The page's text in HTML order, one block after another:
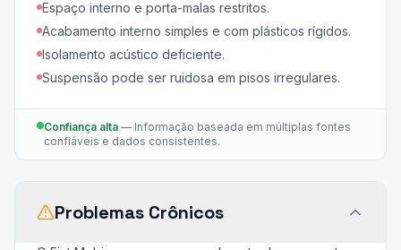
Espaço interno e porta-malas restritos.
Acabamento interno simples e com plásticos rígidos.
Isolamento acústico deficiente.
Suspensão pode ser ruidosa em pisos irregulares.
Confiança alta — Informação baseada em múltiplas fontes
confiáveis e dados consistentes.
Problemas Crônicos